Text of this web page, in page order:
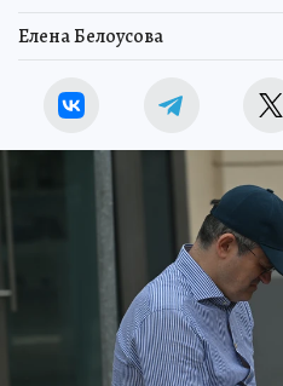
Елена Белоусова